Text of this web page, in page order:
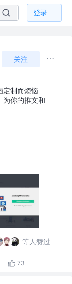
登录
关注
定制而烦恼
为你的推文和
等人赞过
73